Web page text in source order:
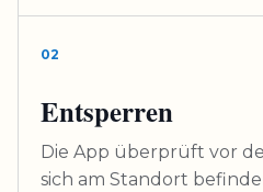
02
Entsperren
Die App überprüft vor
sich am Standort